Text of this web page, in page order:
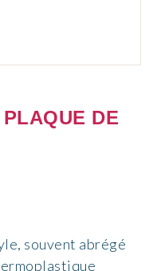
PLAQUE DE
souvent abrégé